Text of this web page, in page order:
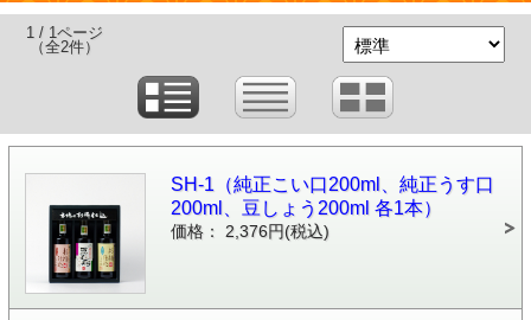
1 / 1ページ
（全2件）
SH-1（純正こい口200ml、純正うす口
200ml、豆しょう200ml 各1本）
価格： 2,376円(税込)